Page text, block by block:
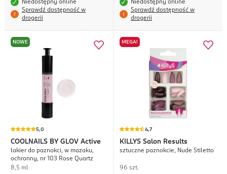
Niedostępny online
Sprawdź dostępność w
drogerii
Niedostępny online
Sprawdź dostępność w
drogerii
NOWE
5,0
COOLNAILS BY GLOV Active
lakier do paznokci, w mazaku,
ochronny, nr 103 Rose Quartz
8,5 ml
MEGA!
4,7
KILLYS Salon Results
sztuczne paznokcie, Nude Stiletto
96 szt.